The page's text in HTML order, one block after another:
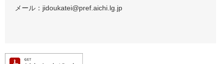
メール：jidoukatei@pref.aichi.lg.jp